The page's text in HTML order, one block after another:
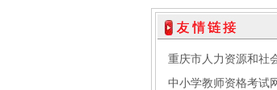
重庆市人力资源和社
中小学教师资格考试